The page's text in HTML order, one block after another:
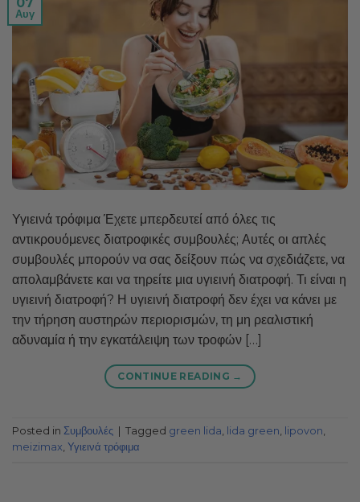
07
Αυγ
Υγιεινά τρόφιμα Έχετε μπερδευτεί από όλες τις
αντικρουόμενες διατροφικές συμβουλές; Αυτές οι απλές
συμβουλές μπορούν να σας δείξουν πώς να σχεδιάζετε, να
απολαμβάνετε και να τηρείτε μια υγιεινή διατροφή. Τι είναι η
υγιεινή διατροφή? Η υγιεινή διατροφή δεν έχει να κάνει με
την τήρηση αυστηρών περιορισμών, τη μη ρεαλιστική
αδυναμία ή την εγκατάλειψη των τροφών […]
CONTINUE READING →
Posted in Συμβουλές Tagged green lida, lida green, lipovon,
meizimax, Υγιεινά τρόφιμα